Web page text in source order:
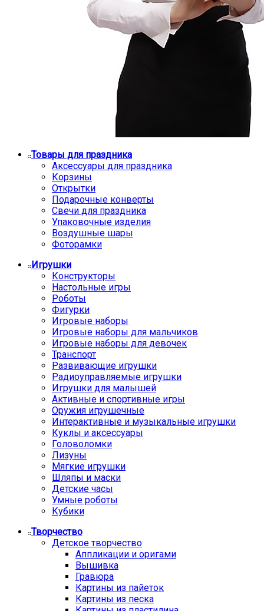
Товары для праздника
Аксессуары для праздника
Корзины
Открытки
Подарочные конверты
Свечи для праздника
Упаковочные изделия
Воздушные шары
Фоторамки
Игрушки
Конструкторы
Настольные игры
Роботы
Фигурки
Игровые наборы
Игровые наборы для мальчиков
Игровые наборы для девочек
Транспорт
Развивающие игрушки
Радиоуправляемые игрушки
Игрушки для малышей
Активные и спортивные игры
Оружия игрушечные
Интерактивные и музыкальные игрушки
Куклы и аксессуары
Головоломки
Лизуны
Мягкие игрушки
Шляпы и маски
Детские часы
Умные роботы
Кубики
Творчество
Детское творчество
Аппликации и оригами
Вышивка
Гравюра
Картины из пайеток
Картины из песка